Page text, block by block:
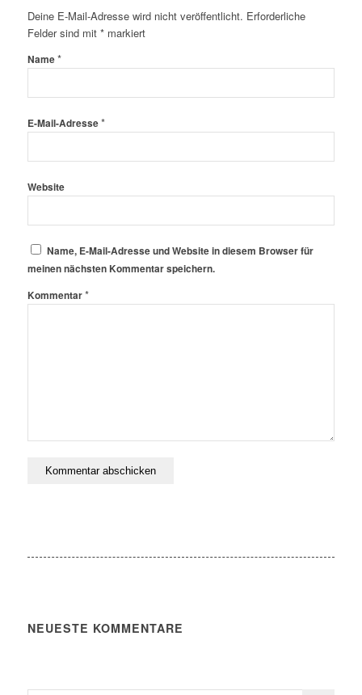
Deine E-Mail-Adresse wird nicht veröffentlicht. Erforderliche
Felder sind mit *markiert
Name*
E-Mail-Adresse*
Website
Name, E-Mail-Adresse und Website in diesem Browser für
meinen nächsten Kommentar speichern.
Kommentar*
NEUESTE KOMMENTARE